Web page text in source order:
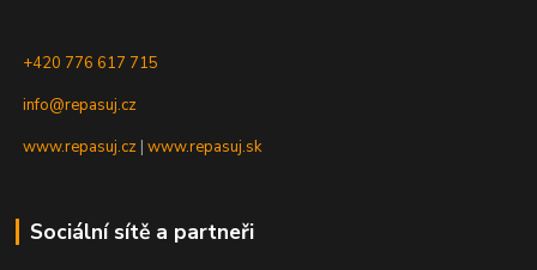
+420 776 617 715
info@repasuj.cz
www.repasuj.cz |www.repasuj.sk
Sociální sítě a partneři